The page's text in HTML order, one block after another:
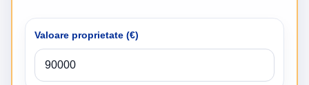
Valoare proprietate (€)